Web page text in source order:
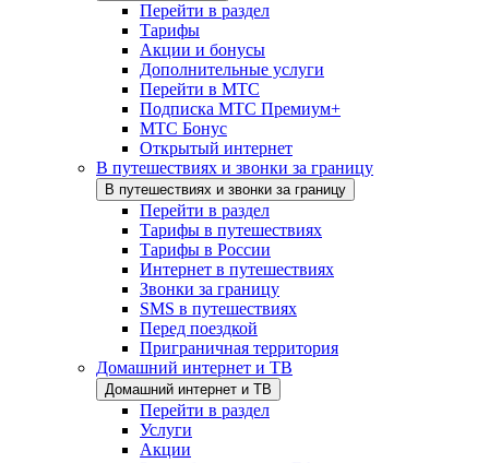
Перейти в раздел
Тарифы
Акции и бонусы
Дополнительные услуги
Перейти в МТС
Подписка МТС Премиум+
МТС Бонус
Открытый интернет
В путешествиях и звонки за границу
В путешествиях и звонки за границу
Перейти в раздел
Тарифы в путешествиях
Тарифы в России
Интернет в путешествиях
Звонки за границу
SMS в путешествиях
Перед поездкой
Приграничная территория
Домашний интернет и ТВ
Домашний интернет и ТВ
Перейти в раздел
Услуги
Акции